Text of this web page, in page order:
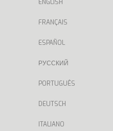
ENGLISH
FRANÇAIS
ESPAÑOL
РУССКИЙ
PORTUGUÊS
DEUTSCH
ITALIANO